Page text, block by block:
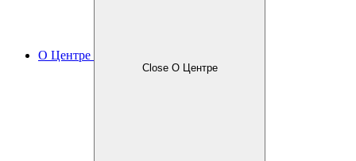
О Центре
Close О Центре